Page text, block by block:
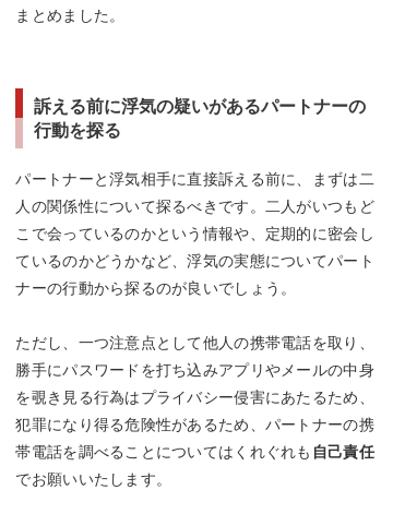
まとめました。
訴える前に浮気の疑いがあるパートナーの
行動を探る
パートナーと浮気相手に直接訴える前に、まずは二
人の関係性について探るべきです。二人がいつもど
こで会っているのかという情報や、定期的に密会し
ているのかどうかなど、浮気の実態についてパート
ナーの行動から探るのが良いでしょう。
ただし、一つ注意点として他人の携帯電話を取り、
勝手にパスワードを打ち込みアプリやメールの中身
を覗き見る行為はプライバシー侵害にあたるため、
犯罪になり得る危険性があるため、パートナーの携
帯電話を調べることについてはくれぐれも 自己責任
でお願いいたします。